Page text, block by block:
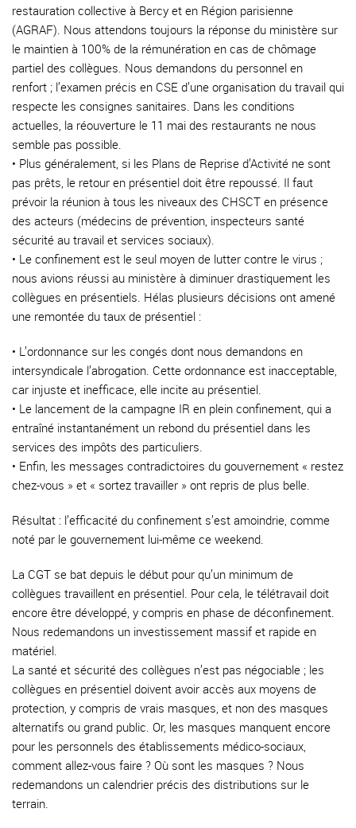
restauration collective à Bercy et en Région parisienne
(AGRAF). Nous attendons toujours la réponse du ministère sur
le maintien à 100% de la rémunération en cas de chômage
partiel des collègues. Nous demandons du personnel en
renfort ; l’examen précis en CSE d’une organisation du travail qui
respecte les consignes sanitaires. Dans les conditions
actuelles, la réouverture le 11 mai des restaurants ne nous
semble pas possible.
• Plus généralement, si les Plans de Reprise d’Activité ne sont
pas prêts, le retour en présentiel doit être repoussé. Il faut
prévoir la réunion à tous les niveaux des CHSCT en présence
des acteurs (médecins de prévention, inspecteurs santé
sécurité au travail et services sociaux).
• Le confinement est le seul moyen de lutter contre le virus ;
nous avions réussi au ministère à diminuer drastiquement les
collègues en présentiels. Hélas plusieurs décisions ont amené
une remontée du taux de présentiel :
• L’ordonnance sur les congés dont nous demandons en
intersyndicale l’abrogation. Cette ordonnance est inacceptable,
car injuste et inefficace, elle incite au présentiel.
• Le lancement de la campagne IR en plein confinement, qui a
entraîné instantanément un rebond du présentiel dans les
services des impôts des particuliers.
• Enfin, les messages contradictoires du gouvernement « restez
chez-vous » et « sortez travailler » ont repris de plus belle.
Résultat : l’efficacité du confinement s’est amoindrie, comme
noté par le gouvernement lui-même ce weekend.
La CGT se bat depuis le début pour qu’un minimum de
collègues travaillent en présentiel. Pour cela, le télétravail doit
encore être développé, y compris en phase de déconfinement.
Nous redemandons un investissement massif et rapide en
matériel.
La santé et sécurité des collègues n’est pas négociable ; les
collègues en présentiel doivent avoir accès aux moyens de
protection, y compris de vrais masques, et non des masques
alternatifs ou grand public. Or, les masques manquent encore
pour les personnels des établissements médico-sociaux,
comment allez-vous faire ? Où sont les masques ? Nous
redemandons un calendrier précis des distributions sur le
terrain.